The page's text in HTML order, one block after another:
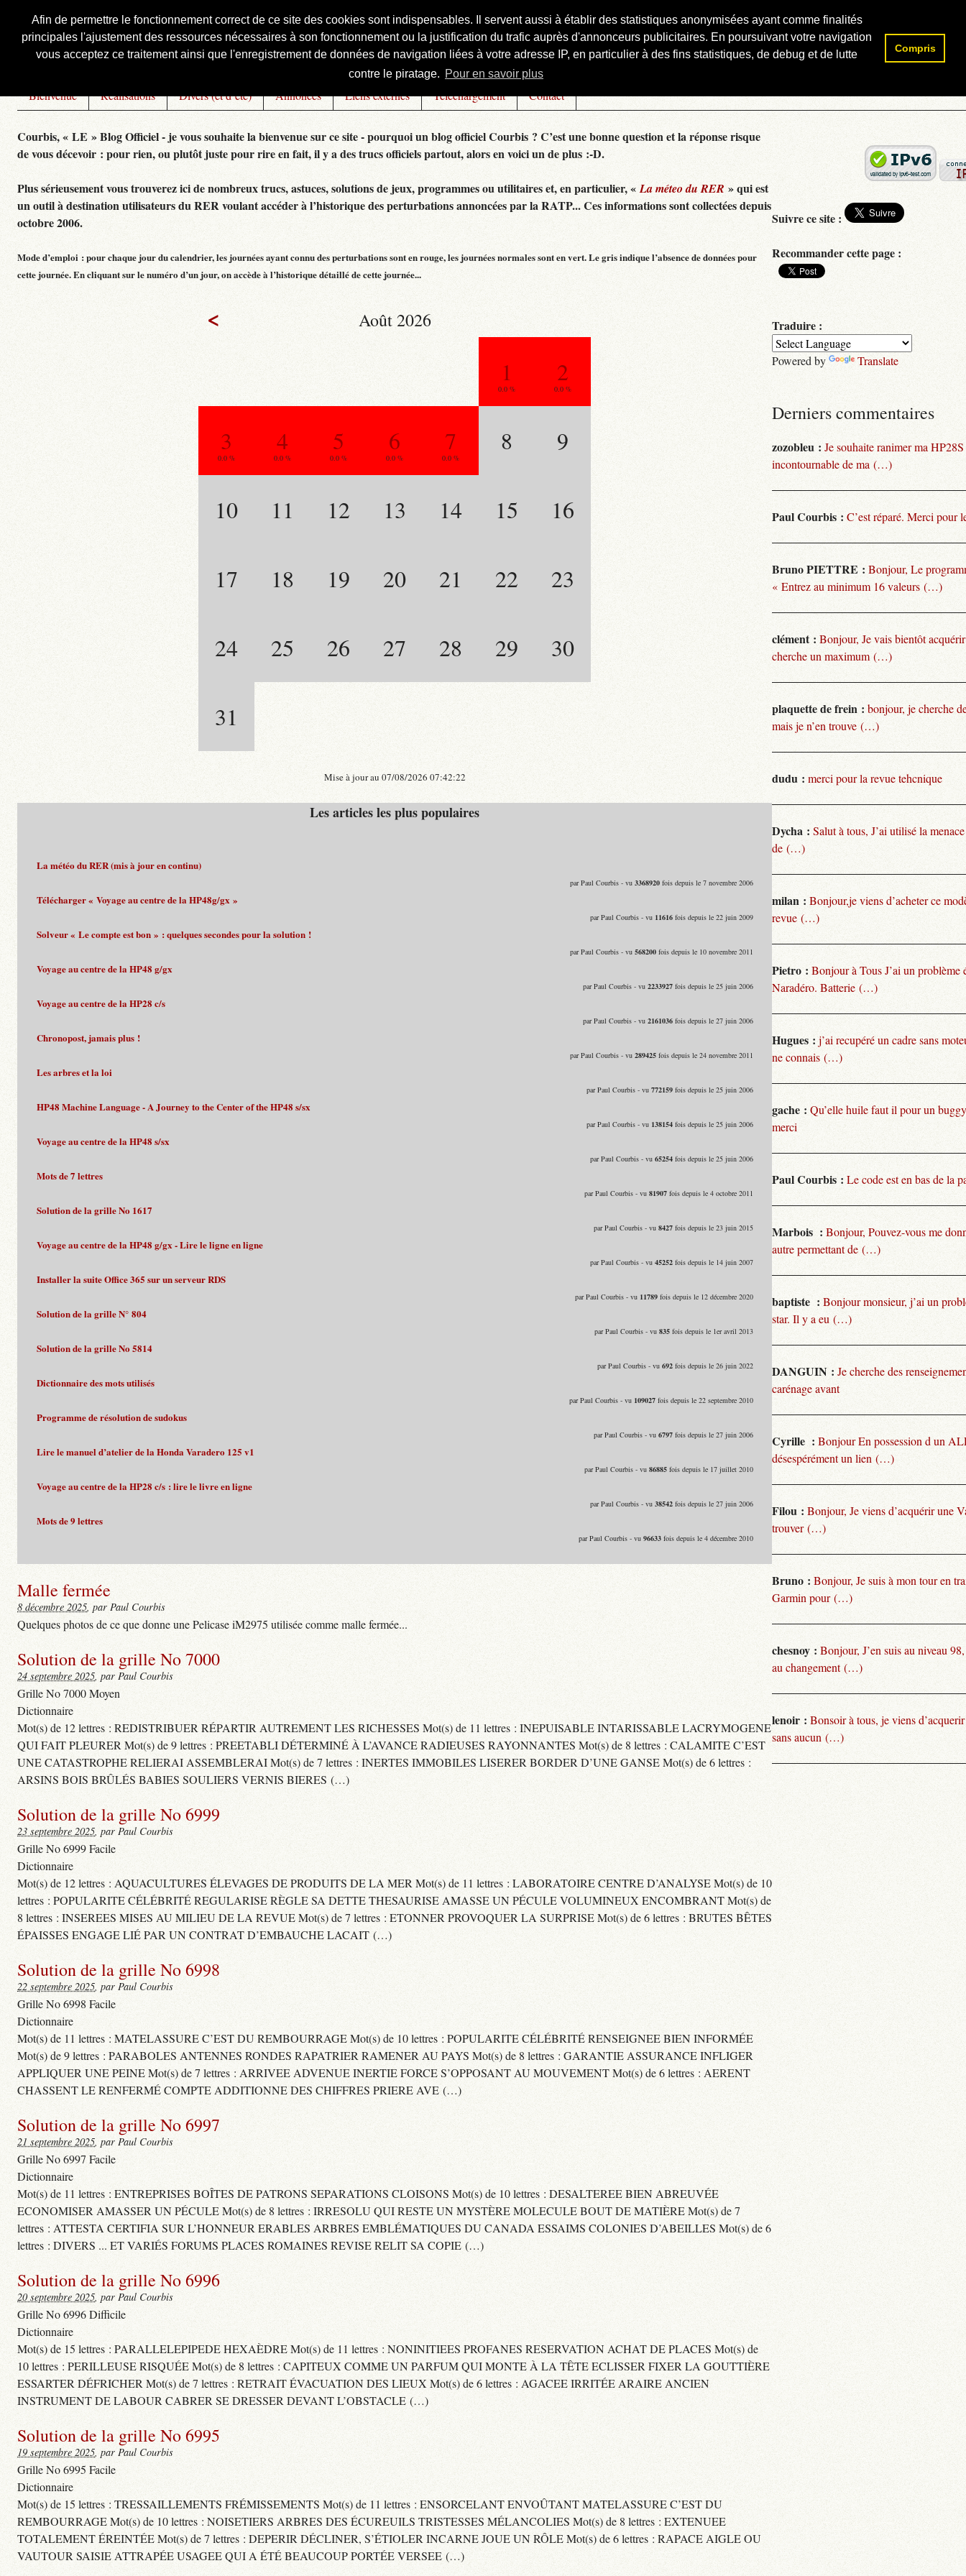
Afin de permettre le fonctionnement correct de ce site des cookies sont indispensables. Il servent aussi à établir des statistiques anonymisées ayant comme finalités
principales l'ajustement des ressources nécessaires à son fonctionnement ou la justification du trafic auprès d'annonceurs publicitaires. En poursuivant votre navigation
vous acceptez ce traitement ainsi que l'enregistrement de données de navigation liées à votre adresse IP, en particulier à des fins statistiques, de debug et de lutte
contre le piratage. Pour en savoir plus
Compris
Courbis, « LE » Blog Officiel
Bienvenue Réalisations Divers (et d’été) Annonces Liens externes Téléchargement Contact
Courbis, « LE » Blog Officiel - je vous souhaite la bienvenue sur ce site - pourquoi un blog officiel Courbis ? C’est une bonne question et la réponse risque
de vous décevoir : pour rien, ou plutôt juste pour rire en fait, il y a des trucs officiels partout, alors en voici un de plus :-D.
Plus sérieusement vous trouverez ici de nombreux trucs, astuces, solutions de jeux, programmes ou utilitaires et, en particulier, «La méteo du RER » qui est
un outil à destination utilisateurs du RER voulant accéder à l’historique des perturbations annoncées par la RATP... Ces informations sont collectées depuis
octobre 2006.
Mode d’emploi : pour chaque jour du calendrier, les journées ayant connu des perturbations sont en rouge, les journées normales sont en vert. Le gris indique l’absence de données pour
cette journée. En cliquant sur le numéro d’un jour, on accède à l’historique détaillé de cette journée...
< Août 2026
1
0.0 %
2
0.0 %
3
0.0 %
4
0.0 %
5
0.0 %
6
0.0 %
7
0.0 %
8 9
10 11 12 13 14 15 16
17 18 19 20 21 22 23
24 25 26 27 28 29 30
31
Mise à jour au 07/08/2026 07:42:22
Les articles les plus populaires
La météo du RER (mis à jour en continu)
par Paul Courbis - vu 3368920fois depuis le 7 novembre 2006
Télécharger « Voyage au centre de la HP48g/gx »
par Paul Courbis - vu 11616fois depuis le 22 juin 2009
Solveur « Le compte est bon » : quelques secondes pour la solution !
par Paul Courbis - vu 568200fois depuis le 10 novembre 2011
Voyage au centre de la HP48 g/gx
par Paul Courbis - vu 2233927fois depuis le 25 juin 2006
Voyage au centre de la HP28 c/s
par Paul Courbis - vu 2161036fois depuis le 27 juin 2006
Chronopost, jamais plus !
par Paul Courbis - vu 289425fois depuis le 24 novembre 2011
Les arbres et la loi
par Paul Courbis - vu 772159fois depuis le 25 juin 2006
HP48 Machine Language - A Journey to the Center of the HP48 s/sx
par Paul Courbis - vu 138154fois depuis le 25 juin 2006
Voyage au centre de la HP48 s/sx
par Paul Courbis - vu 65254fois depuis le 25 juin 2006
Mots de 7 lettres
par Paul Courbis - vu 81907fois depuis le 4 octobre 2011
Solution de la grille No 1617
par Paul Courbis - vu 8427fois depuis le 23 juin 2015
Voyage au centre de la HP48 g/gx - Lire le ligne en ligne
par Paul Courbis - vu 45252fois depuis le 14 juin 2007
Installer la suite Office 365 sur un serveur RDS
par Paul Courbis - vu 11789fois depuis le 12 décembre 2020
Solution de la grille N° 804
par Paul Courbis - vu 835fois depuis le 1er avril 2013
Solution de la grille No 5814
par Paul Courbis - vu 692fois depuis le 26 juin 2022
Dictionnaire des mots utilisés
par Paul Courbis - vu 109027fois depuis le 22 septembre 2010
Programme de résolution de sudokus
par Paul Courbis - vu 6797fois depuis le 27 juin 2006
Lire le manuel d’atelier de la Honda Varadero 125 v1
par Paul Courbis - vu 86885fois depuis le 17 juillet 2010
Voyage au centre de la HP28 c/s : lire le livre en ligne
par Paul Courbis - vu 38542fois depuis le 27 juin 2006
Mots de 9 lettres
par Paul Courbis - vu 96633fois depuis le 4 décembre 2010
Malle fermée
8 décembre 2025, par Paul Courbis
Quelques photos de ce que donne une Pelicase iM2975 utilisée comme malle fermée...
Solution de la grille No 7000
24 septembre 2025, par Paul Courbis
Grille No 7000 Moyen
Dictionnaire
Mot(s) de 12 lettres : REDISTRIBUER RÉPARTIR AUTREMENT LES RICHESSES Mot(s) de 11 lettres : INEPUISABLE INTARISSABLE LACRYMOGENE
QUI FAIT PLEURER Mot(s) de 9 lettres : PREETABLI DÉTERMINÉ À L’AVANCE RADIEUSES RAYONNANTES Mot(s) de 8 lettres : CALAMITE C’EST
UNE CATASTROPHE RELIERAI ASSEMBLERAI Mot(s) de 7 lettres : INERTES IMMOBILES LISERER BORDER D’UNE GANSE Mot(s) de 6 lettres :
ARSINS BOIS BRÛLÉS BABIES SOULIERS VERNIS BIERES (…)
Solution de la grille No 6999
23 septembre 2025, par Paul Courbis
Grille No 6999 Facile
Dictionnaire
Mot(s) de 12 lettres : AQUACULTURES ÉLEVAGES DE PRODUITS DE LA MER Mot(s) de 11 lettres : LABORATOIRE CENTRE D’ANALYSE Mot(s) de 10
lettres : POPULARITE CÉLÉBRITÉ REGULARISE RÈGLE SA DETTE THESAURISE AMASSE UN PÉCULE VOLUMINEUX ENCOMBRANT Mot(s) de
8 lettres : INSEREES MISES AU MILIEU DE LA REVUE Mot(s) de 7 lettres : ETONNER PROVOQUER LA SURPRISE Mot(s) de 6 lettres : BRUTES BÊTES
ÉPAISSES ENGAGE LIÉ PAR UN CONTRAT D’EMBAUCHE LACAIT (…)
Solution de la grille No 6998
22 septembre 2025, par Paul Courbis
Grille No 6998 Facile
Dictionnaire
Mot(s) de 11 lettres : MATELASSURE C’EST DU REMBOURRAGE Mot(s) de 10 lettres : POPULARITE CÉLÉBRITÉ RENSEIGNEE BIEN INFORMÉE
Mot(s) de 9 lettres : PARABOLES ANTENNES RONDES RAPATRIER RAMENER AU PAYS Mot(s) de 8 lettres : GARANTIE ASSURANCE INFLIGER
APPLIQUER UNE PEINE Mot(s) de 7 lettres : ARRIVEE ADVENUE INERTIE FORCE S’OPPOSANT AU MOUVEMENT Mot(s) de 6 lettres : AERENT
CHASSENT LE RENFERMÉ COMPTE ADDITIONNE DES CHIFFRES PRIERE AVE (…)
Solution de la grille No 6997
21 septembre 2025, par Paul Courbis
Grille No 6997 Facile
Dictionnaire
Mot(s) de 11 lettres : ENTREPRISES BOÎTES DE PATRONS SEPARATIONS CLOISONS Mot(s) de 10 lettres : DESALTEREE BIEN ABREUVÉE
ECONOMISER AMASSER UN PÉCULE Mot(s) de 8 lettres : IRRESOLU QUI RESTE UN MYSTÈRE MOLECULE BOUT DE MATIÈRE Mot(s) de 7
lettres : ATTESTA CERTIFIA SUR L’HONNEUR ERABLES ARBRES EMBLÉMATIQUES DU CANADA ESSAIMS COLONIES D’ABEILLES Mot(s) de 6
lettres : DIVERS ... ET VARIÉS FORUMS PLACES ROMAINES REVISE RELIT SA COPIE (…)
Solution de la grille No 6996
20 septembre 2025, par Paul Courbis
Grille No 6996 Difficile
Dictionnaire
Mot(s) de 15 lettres : PARALLELEPIPEDE HEXAÈDRE Mot(s) de 11 lettres : NONINITIEES PROFANES RESERVATION ACHAT DE PLACES Mot(s) de
10 lettres : PERILLEUSE RISQUÉE Mot(s) de 8 lettres : CAPITEUX COMME UN PARFUM QUI MONTE À LA TÊTE ECLISSER FIXER LA GOUTTIÈRE
ESSARTER DÉFRICHER Mot(s) de 7 lettres : RETRAIT ÉVACUATION DES LIEUX Mot(s) de 6 lettres : AGACEE IRRITÉE ARAIRE ANCIEN
INSTRUMENT DE LABOUR CABRER SE DRESSER DEVANT L’OBSTACLE (…)
Solution de la grille No 6995
19 septembre 2025, par Paul Courbis
Grille No 6995 Facile
Dictionnaire
Mot(s) de 15 lettres : TRESSAILLEMENTS FRÉMISSEMENTS Mot(s) de 11 lettres : ENSORCELANT ENVOÛTANT MATELASSURE C’EST DU
REMBOURRAGE Mot(s) de 10 lettres : NOISETIERS ARBRES DES ÉCUREUILS TRISTESSES MÉLANCOLIES Mot(s) de 8 lettres : EXTENUEE
TOTALEMENT ÉREINTÉE Mot(s) de 7 lettres : DEPERIR DÉCLINER, S’ÉTIOLER INCARNE JOUE UN RÔLE Mot(s) de 6 lettres : RAPACE AIGLE OU
VAUTOUR SAISIE ATTRAPÉE USAGEE QUI A ÉTÉ BEAUCOUP PORTÉE VERSEE (…)
Rechercher :
Suivre ce site :
Recommander cette page :
Traduire :
Powered by Translate
Derniers commentaires
zozobleu : Je souhaite ranimer ma
incontournable de ma (…)
Paul Courbis : C’est réparé. Merci pour
Bruno PIETTRE : Bonjour, Le
« Entrez au minimum 16 valeurs (…)
clément : Bonjour, Je vais bientôt
cherche un maximum (…)
plaquette de frein : bonjour, je cherche
mais je n’en trouve (…)
dudu : merci pour la revue tehcnique
Dycha : Salut à tous, J’ai utilisé la
de (…)
milan : Bonjour,je viens d’acheter ce
revue (…)
Pietro : Bonjour à Tous J’ai un problème
Naradéro. Batterie (…)
Hugues : j’ai recupéré un cadre sans
ne connais (…)
gache : Qu’elle huile faut il pour un
merci
Paul Courbis : Le code est en bas de la
Marbois : Bonjour, Pouvez-vous me
autre permettant de (…)
baptiste : Bonjour monsieur, j’ai un
star. Il y a eu (…)
DANGUIN : Je cherche des
carénage avant
Cyrille : Bonjour En possession d un
désespérément un lien (…)
Filou : Bonjour, Je viens d’acquérir une
trouver (…)
Bruno : Bonjour, Je suis à mon tour en
Garmin pour (…)
chesnoy : Bonjour, J’en suis au niveau
au changement (…)
lenoir : Bonsoir à tous, je viens
sans aucun (…)